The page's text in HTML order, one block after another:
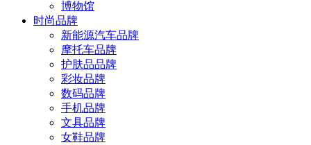
博物馆
时尚品牌
新能源汽车品牌
摩托车品牌
护肤品品牌
彩妆品牌
数码品牌
手机品牌
文具品牌
女鞋品牌